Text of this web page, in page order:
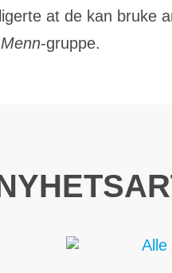
at de kan bruke
-gruppe.